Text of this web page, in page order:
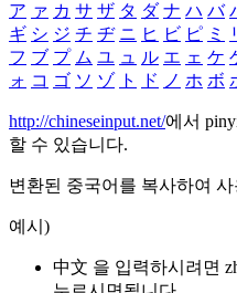
ア ァ カ サ ザ タ ダ ナ ハ バ
ギ シ ジ チ ヂ ニ ヒ ビ ピ ミ
フ ブ プ ム ユ ュ ル エ ェ ケ
ォ コ ゴ ソ ゾ ト ド ノ ホ ボ
http://chineseinput.net/에서
할 수 있습니다.
변환된 중국어를 복사하여
예시)
中文 을 입력하시려면